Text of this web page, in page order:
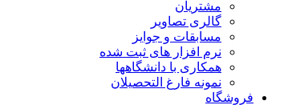
مشتریان
گالری تصاویر
مسابقات و جوایز
نرم افزار های ثبت شده
همکاری با دانشگاهها
نمونه فارغ التحصیلان
فروشگاه